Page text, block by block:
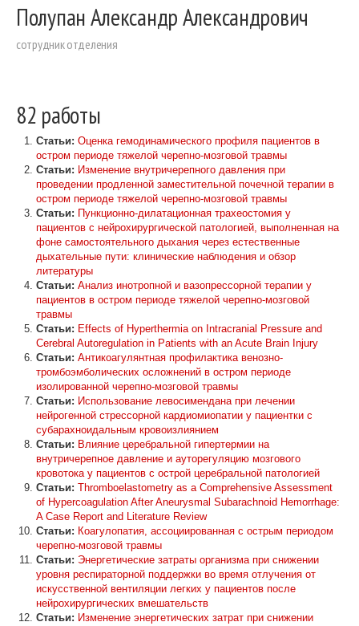
Полупан Александр Александрович
cотрудник отделения
82 работы
Статьи: Оценка гемодинамического профиля пациентов в
остром периоде тяжелой черепно-мозговой травмы
Статьи: Изменение внутричерепного давления при
проведении продленной заместительной почечной терапии в
остром периоде тяжелой черепно-мозговой травмы
Статьи: Пункционно-дилатационная трахеостомия у
пациентов с нейрохирургической патологией, выполненная на
фоне самостоятельного дыхания через естественные
дыхательные пути: клинические наблюдения и обзор
литературы
Статьи: Анализ инотропной и вазопрессорной терапии у
пациентов в остром периоде тяжелой черепно-мозговой
травмы
Статьи: Effects of Hyperthermia on Intracranial Pressure and
Cerebral Autoregulation in Patients with an Acute Brain Injury
Статьи: Антикоагулянтная профилактика венозно-
тромбоэмболических осложнений в остром периоде
изолированной черепно-мозговой травмы
Статьи: Использование левосимендана при лечении
нейрогенной стрессорной кардиомиопатии у пациентки с
субарахноидальным кровоизлиянием
Статьи: Влияние церебральной гипертермии на
внутричерепное давление и ауторегуляцию мозгового
кровотока у пациентов с острой церебральной патологией
Статьи: Thromboelastometry as a Comprehensive Assessment
of Hypercoagulation After Aneurysmal Subarachnoid Hemorrhage:
A Case Report and Literature Review
Статьи: Коагулопатия, ассоциированная с острым периодом
черепно-мозговой травмы
Статьи: Энергетические затраты организма при снижении
уровня респираторной поддержки во время отлучения от
искусственной вентиляции легких у пациентов после
нейрохирургических вмешательств
Статьи: Изменение энергетических затрат при снижении